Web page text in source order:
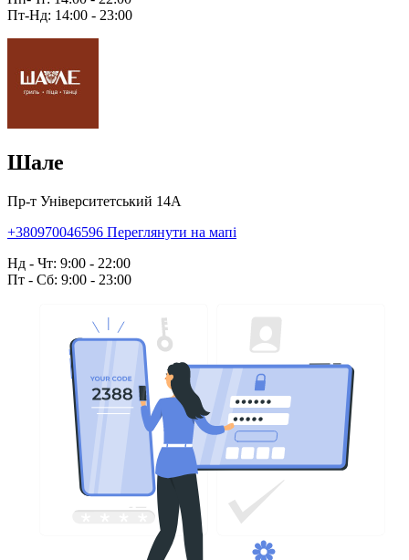
Пт-Нд: 14:00 - 23:00
Шале
Пр-т Університетський 14А
+380970046596 Переглянути на мапі
Нд - Чт: 9:00 - 22:00
Пт - Сб: 9:00 - 23:00